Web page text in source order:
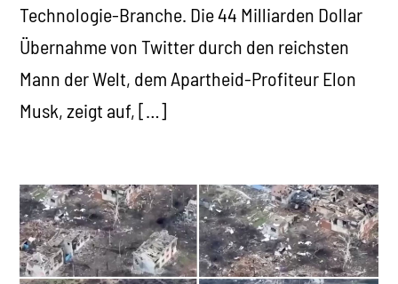
Technologie-Branche. Die 44 Milliarden Dollar
Übernahme von Twitter durch den reichsten
Mann der Welt, dem Apartheid-Profiteur Elon
Musk, zeigt auf, […]